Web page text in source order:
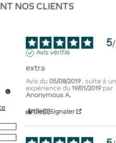
NOS CLIENTS
9
2
5/
Avis vérifié
extra
Avis du05/08/2019 , suite à
expérience du19/01/2019 par
Anonymous A.
Utile(0)Signaler